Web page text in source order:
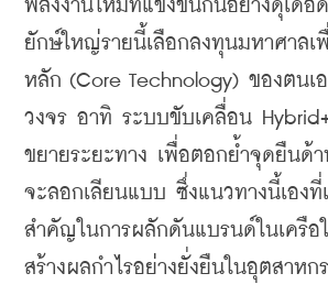
พลังงานใหม่ที่แข่งขันกันอย่างดุเดือ
ยักษ์ใหญ่รายนี้เลือกลงทุนมหาศาล
หลัก (Core Technology) ของตนเ
วงจร อาทิ ระบบขับเคลื่อน
ขยายระยะทาง เพื่อตอกย้ำจุดยืนด้
จะลอกเลียนแบบ ซึ่งแนวทางนี้เองที่
สำคัญในการผลักดันแบรนด์ในเครือ
สร้างผลกำไรอย่างยั่งยืนในอุตสาหก